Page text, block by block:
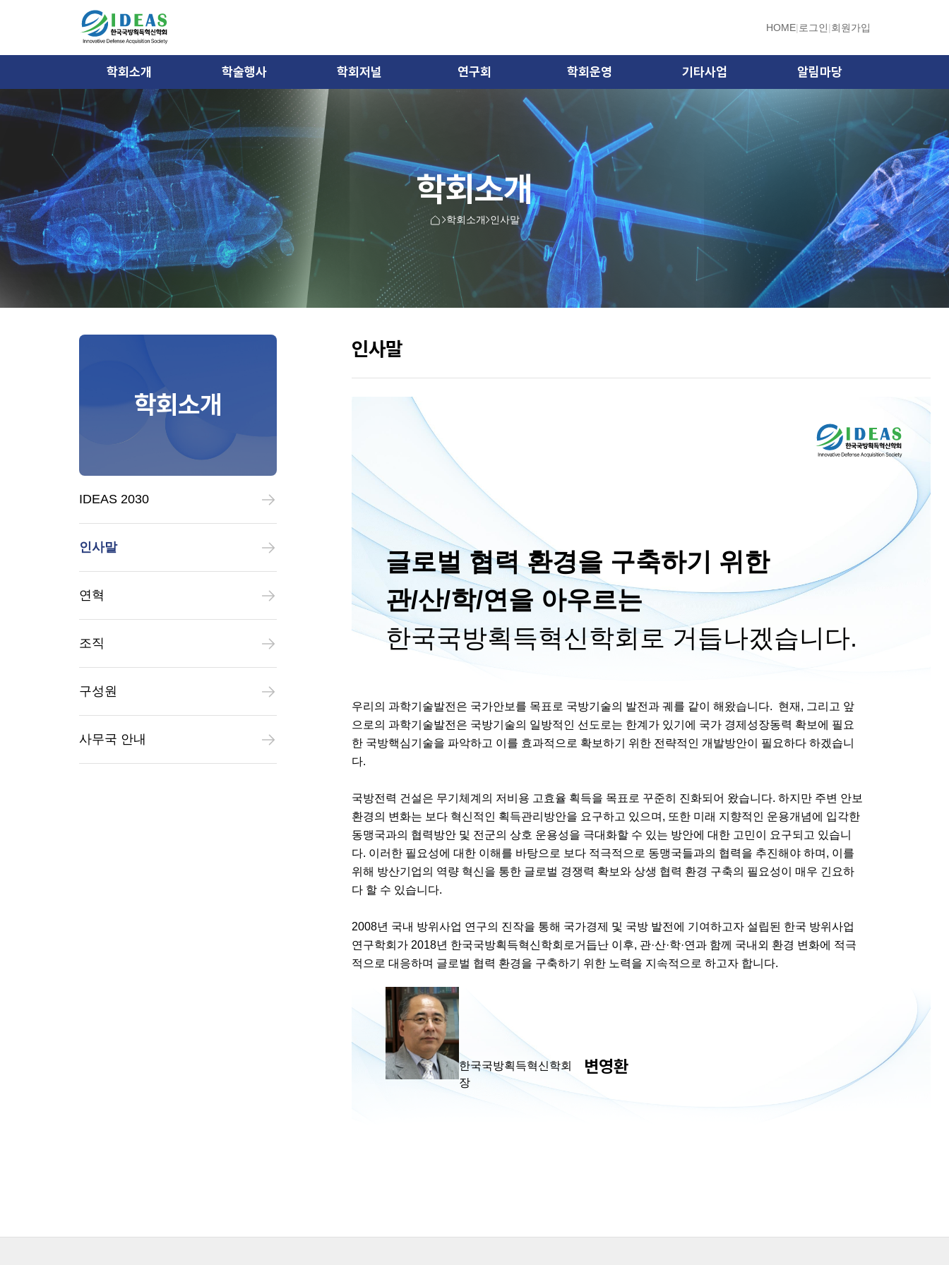
학회소개
학회소개 인사말
한국국방획득혁신학회
장
변영환
글로벌 협력 환경을 구축하기 위한
관/산/학/연을 아우르는
한국국방획득혁신학회로 거듭나겠습니다.
학회소개
IDEAS 2030
인사말
연혁
조직
구성원
사무국 안내
인사말
우리의 과학기술발전은 국가안보를 목표로 국방기술의 발전과 궤를 같이 해왔습니다. 현재, 그리고 앞
으로의 과학기술발전은 국방기술의 일방적인 선도로는 한계가 있기에 국가 경제성장동력 확보에 필요
한 국방핵심기술을 파악하고 이를 효과적으로 확보하기 위한 전략적인 개발방안이 필요하다 하겠습니
다.
국방전력 건설은 무기체계의 저비용 고효율 획득을 목표로 꾸준히 진화되어 왔습니다. 하지만 주변 안보
환경의 변화는 보다 혁신적인 획득관리방안을 요구하고 있으며, 또한 미래 지향적인 운용개념에 입각한
동맹국과의 협력방안 및 전군의 상호 운용성을 극대화할 수 있는 방안에 대한 고민이 요구되고 있습니
다. 이러한 필요성에 대한 이해를 바탕으로 보다 적극적으로 동맹국들과의 협력을 추진해야 하며, 이를
위해 방산기업의 역량 혁신을 통한 글로벌 경쟁력 확보와 상생 협력 환경 구축의 필요성이 매우 긴요하
다 할 수 있습니다.
2008년 국내 방위사업 연구의 진작을 통해 국가경제 및 국방 발전에 기여하고자 설립된 한국 방위사업
연구학회가 2018년 한국국방획득혁신학회로거듭난 이후, 관·산·학·연과 함께 국내외 환경 변화에 적극
적으로 대응하며 글로벌 협력 환경을 구축하기 위한 노력을 지속적으로 하고자 합니다.
HOME| 로그인|회원가입
학회소개 학술행사 학회저널 연구회 학회운영 기타사업 알림마당